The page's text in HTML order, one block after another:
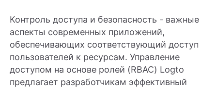
Контроль доступа и безопасность - важные
аспекты современных приложений,
обеспечивающих соответствующий доступ
пользователей к ресурсам. Управление
доступом на основе ролей (RBAC) Logto
предлагает разработчикам эффективный